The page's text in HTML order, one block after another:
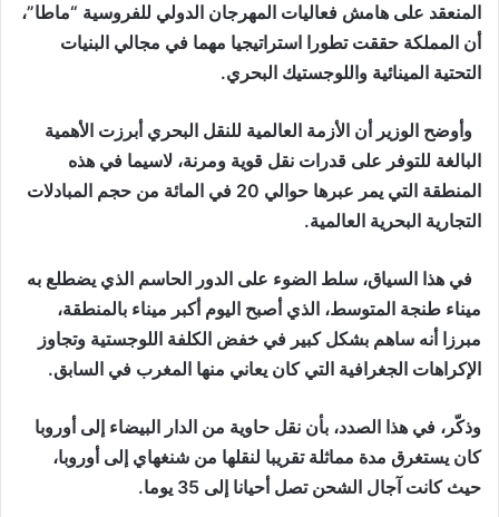
المنعقد على هامش فعاليات المهرجان الدولي للفروسية “ماطا”،
أن المملكة حققت تطورا استراتيجيا مهما في مجالي البنيات
التحتية المينائية واللوجستيك البحري.
وأوضح الوزير أن الأزمة العالمية للنقل البحري أبرزت الأهمية
البالغة للتوفر على قدرات نقل قوية ومرنة، لاسيما في هذه
المنطقة التي يمر عبرها حوالي 20 في المائة من حجم المبادلات
التجارية البحرية العالمية.
في هذا السياق، سلط الضوء على الدور الحاسم الذي يضطلع به
ميناء طنجة المتوسط، الذي أصبح اليوم أكبر ميناء بالمنطقة،
مبرزا أنه ساهم بشكل كبير في خفض الكلفة اللوجستية وتجاوز
الإكراهات الجغرافية التي كان يعاني منها المغرب في السابق.
وذكّر، في هذا الصدد، بأن نقل حاوية من الدار البيضاء إلى أوروبا
كان يستغرق مدة مماثلة تقريبا لنقلها من شنغهاي إلى أوروبا،
حيث كانت آجال الشحن تصل أحيانا إلى 35 يوما.